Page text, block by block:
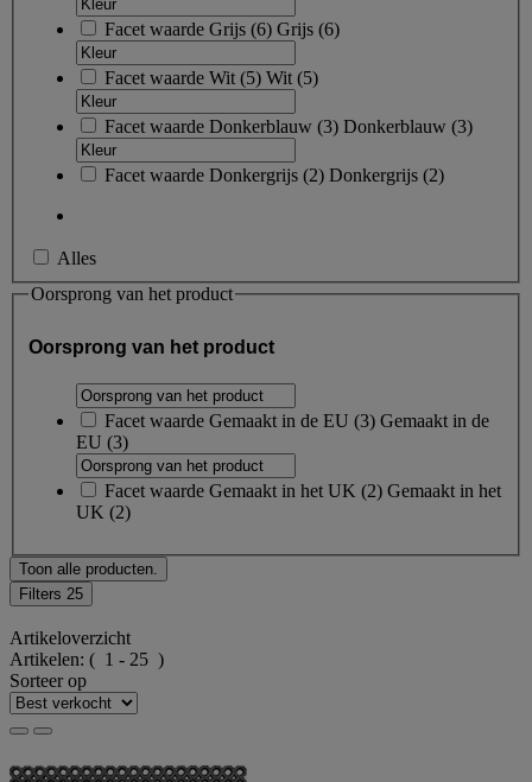
Facet waarde Grijs (6) Grijs (6)
Facet waarde Wit (5) Wit (5)
Facet waarde Donkerblauw (3) Donkerblauw (3)
Facet waarde Donkergrijs (2) Donkergrijs (2)
Alles
Oorsprong van het product
Oorsprong van het product
Facet waarde Gemaakt in de EU (3) Gemaakt in de
EU (3)
Facet waarde Gemaakt in het UK (2) Gemaakt in het
UK (2)
Toon alle producten.
Filters 25
Artikeloverzicht
Artikelen: ( 1 - 25 )
Sorteer op